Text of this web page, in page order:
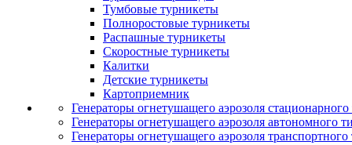
Тумбовые турникеты
Полноростовые турникеты
Распашные турникеты
Скоростные турникеты
Калитки
Детские турникеты
Картоприемник
Генераторы огнетушащего аэрозоля стационарного
Генераторы огнетушащего аэрозоля автономного
Генераторы огнетушащего аэрозоля транспортного